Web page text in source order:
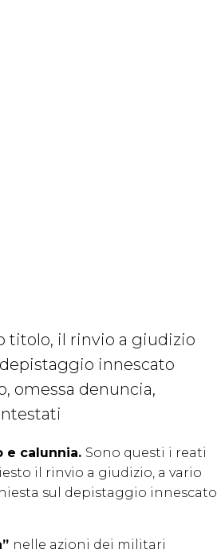
titolo, il rinvio a giudizio
innescato
omessa denuncia,
e calunnia. Sono questi i reati
il rinvio a giudizio, a vario
sul depistaggio innescato
nelle azioni dei militari